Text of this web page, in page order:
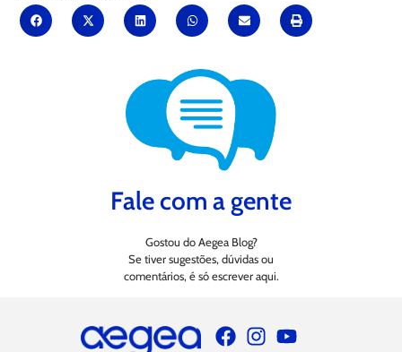
Fale com a gente
Gostou do Aegea Blog?
Se tiver sugestões, dúvidas ou
comentários, é só escrever aqui.